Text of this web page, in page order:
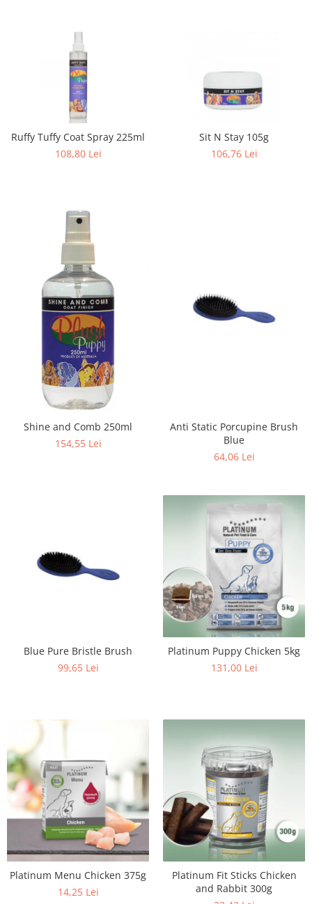
Ruffy Tuffy Coat Spray 225ml
108,80 Lei
Sit N Stay 105g
106,76 Lei
Shine and Comb 250ml
154,55 Lei
Anti Static Porcupine Brush
Blue
64,06 Lei
Blue Pure Bristle Brush
99,65 Lei
Platinum Puppy Chicken 5kg
131,00 Lei
Platinum Menu Chicken 375g
14,25 Lei
Platinum Fit Sticks Chicken
and Rabbit 300g